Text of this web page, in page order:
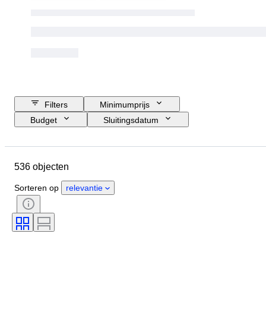
Filters
Minimumprijs
Budget
Sluitingsdatum
Conditie
Techniek
Handtekening
Taal
Kleur
Sportteam
Type sportmemorabilia
536 objecten
Sorteren op relevantie